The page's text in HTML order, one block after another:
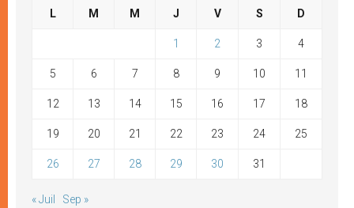
L M M J V S D
1 2 3 4
5 6 7 8 9 10 11
12 13 14 15 16 17 18
19 20 21 22 23 24 25
26 27 28 29 30 31
« Juil Sep »